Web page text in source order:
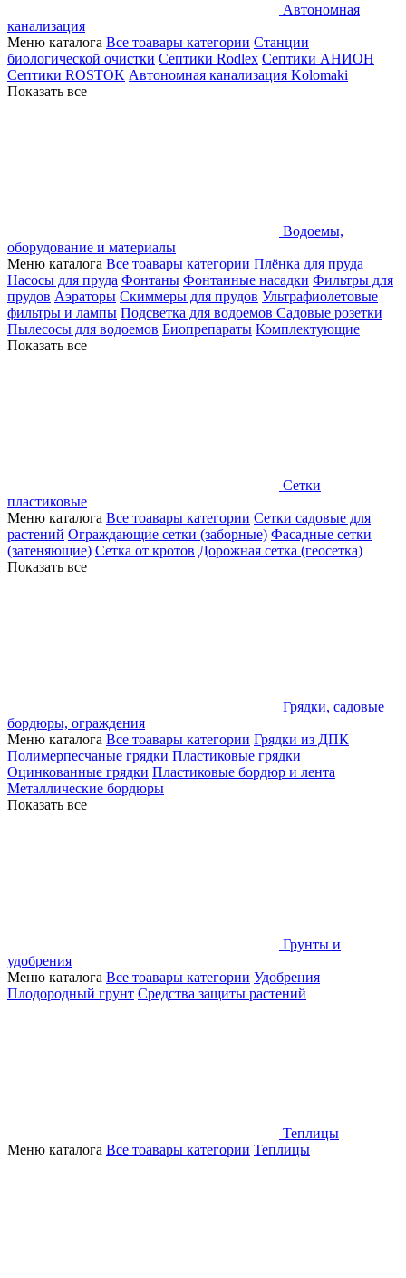
Автономная
канализация
Меню каталога Все тоавары категории Станции
биологической очистки Септики Rodlex Септики АНИОН
Септики ROSTOK Автономная канализация Kolomaki
Показать все
Водоемы,
оборудование и материалы
Меню каталога Все тоавары категории Плёнка для пруда
Насосы для пруда Фонтаны Фонтанные насадки Фильтры для
прудов Аэраторы Скиммеры для прудов Ультрафиолетовые
фильтры и лампы Подсветка для водоемов Садовые розетки
Пылесосы для водоемов Биопрепараты Комплектующие
Показать все
Сетки
пластиковые
Меню каталога Все тоавары категории Сетки садовые для
растений Ограждающие сетки (заборные) Фасадные сетки
(затеняющие) Сетка от кротов Дорожная сетка (геосетка)
Показать все
Грядки, садовые
бордюры, ограждения
Меню каталога Все тоавары категории Грядки из ДПК
Полимерпесчаные грядки Пластиковые грядки
Оцинкованные грядки Пластиковые бордюр и лента
Металлические бордюры
Показать все
Грунты и
удобрения
Меню каталога Все тоавары категории Удобрения
Плодородный грунт Средства защиты растений
Теплицы
Меню каталога Все тоавары категории Теплицы